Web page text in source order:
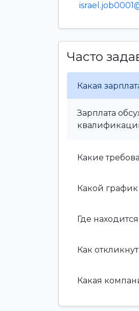
Часто
Какая
Зарплата
Какие
Какой график
Где
Как
Какая